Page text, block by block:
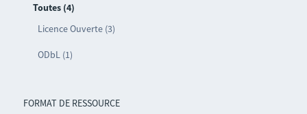
Toutes (4)
Licence Ouverte (3)
ODbL (1)
FORMAT DE RESSOURCE